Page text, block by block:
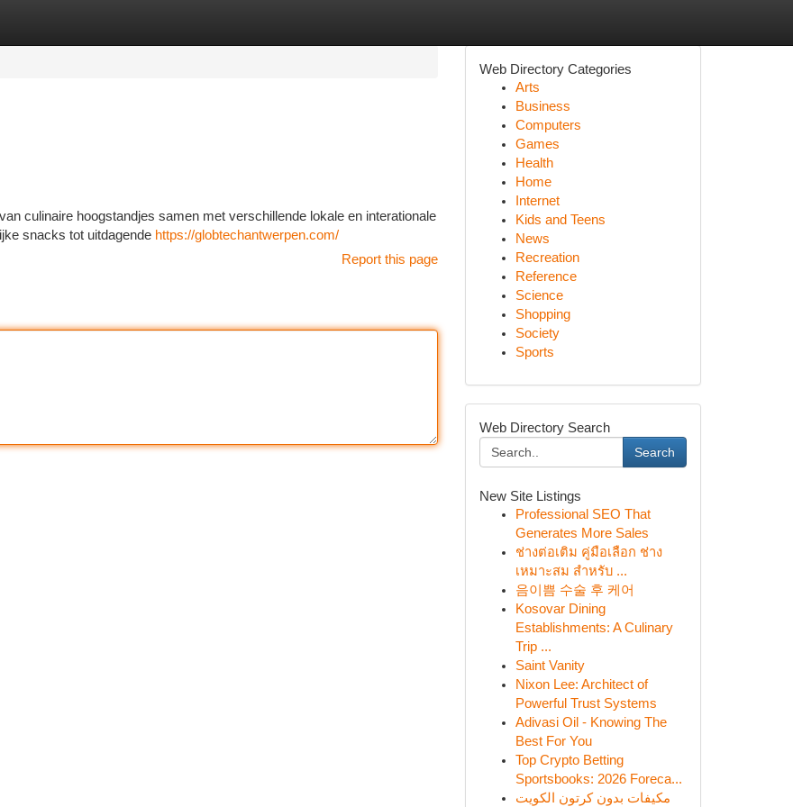
culinaire hoogstandjes samen met verschillende lokale en interationale
snacks tot uitdagende https://globtechantwerpen.com/
Report this page
Web Directory Categories
Arts
Business
Computers
Games
Health
Home
Internet
Kids and Teens
News
Recreation
Reference
Science
Shopping
Society
Sports
Web Directory Search
Search
New Site Listings
Professional SEO That
Generates More Sales
ช่างต่อเติม คู่มือเลือก ช่าง
เหมาะสม สำหรับ ...
음이쁨 수술 후 케어
Kosovar Dining
Establishments: A Culinary
Trip ...
Saint Vanity
Nixon Lee: Architect of
Powerful Trust Systems
Adivasi Oil - Knowing The
Best For You
Top Crypto Betting
Sportsbooks: 2026 Foreca...
مكيفات بدون كرتون الكويت